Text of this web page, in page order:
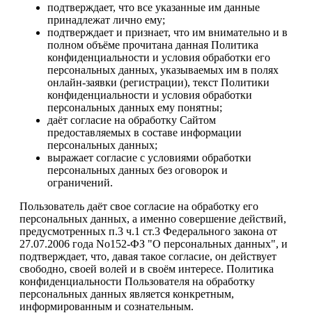
подтверждает, что все указанные им данные
принадлежат лично ему;
подтверждает и признает, что им внимательно и в
полном объёме прочитана данная Политика
конфиденциальности и условия обработки его
персональных данных, указываемых им в полях
онлайн-заявки (регистрации), текст Политики
конфиденциальности и условия обработки
персональных данных ему понятны;
даёт согласие на обработку Сайтом
предоставляемых в составе информации
персональных данных;
выражает согласие с условиями обработки
персональных данных без оговорок и
ограничений.
Пользователь даёт свое согласие на обработку его
персональных данных, а именно совершение действий,
предусмотренных п.3 ч.1 ст.3 Федерального закона от
27.07.2006 года No152-ФЗ "О персональных данных", и
подтверждает, что, давая такое согласие, он действует
свободно, своей волей и в своём интересе. Политика
конфиденциальности Пользователя на обработку
персональных данных является конкретным,
информированным и сознательным.